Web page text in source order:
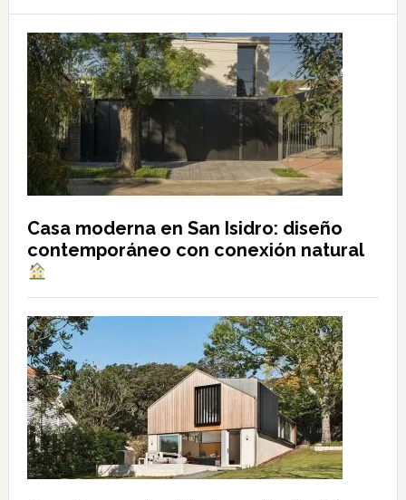
Casa moderna en San Isidro: diseño
contemporáneo con conexión natural